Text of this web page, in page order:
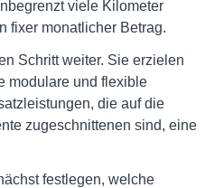
viele Kilometer
fixer monatlicher Betrag.
Schritt weiter. Sie erzielen
modulare und flexible
die auf die
zugeschnittenen sind, eine
festlegen, welche